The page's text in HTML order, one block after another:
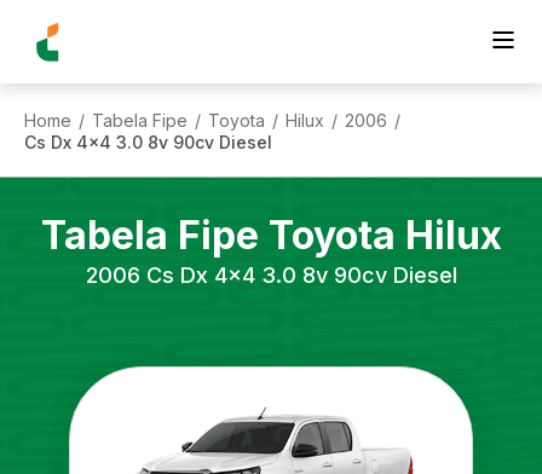
Home / Tabela Fipe / Toyota / Hilux / 2006 /
Cs Dx 4x4 3.0 8v 90cv Diesel
Tabela Fipe Toyota Hilux
2006 Cs Dx 4x4 3.0 8v 90cv Diesel